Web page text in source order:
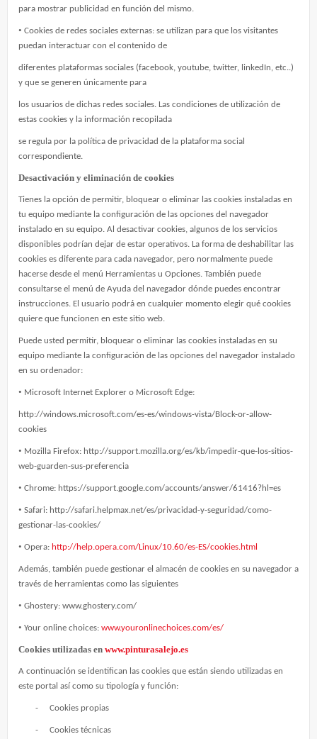
para mostrar publicidad en función del mismo.
• Cookies de redes sociales externas: se utilizan para que los visitantes
puedan interactuar con el contenido de
diferentes plataformas sociales (facebook, youtube, twitter, linkedIn, etc..)
y que se generen únicamente para
los usuarios de dichas redes sociales. Las condiciones de utilización de
estas cookies y la información recopilada
se regula por la política de privacidad de la plataforma social
correspondiente.
Desactivación y eliminación de cookies
Tienes la opción de permitir, bloquear o eliminar las cookies instaladas en
tu equipo mediante la configuración de las opciones del navegador
instalado en su equipo. Al desactivar cookies, algunos de los servicios
disponibles podrían dejar de estar operativos. La forma de deshabilitar las
cookies es diferente para cada navegador, pero normalmente puede
hacerse desde el menú Herramientas u Opciones. También puede
consultarse el menú de Ayuda del navegador dónde puedes encontrar
instrucciones. El usuario podrá en cualquier momento elegir qué cookies
quiere que funcionen en este sitio web.
Puede usted permitir, bloquear o eliminar las cookies instaladas en su
equipo mediante la configuración de las opciones del navegador instalado
en su ordenador:
• Microsoft Internet Explorer o Microsoft Edge:
http://windows.microsoft.com/es-es/windows-vista/Block-or-allow-
cookies
• Mozilla Firefox: http://support.mozilla.org/es/kb/impedir-que-los-sitios-
web-guarden-sus-preferencia
• Chrome: https://support.google.com/accounts/answer/61416?hl=es
• Safari: http://safari.helpmax.net/es/privacidad-y-seguridad/como-
gestionar-las-cookies/
• Opera: http://help.opera.com/Linux/10.60/es-ES/cookies.html
Además, también puede gestionar el almacén de cookies en su navegador a
través de herramientas como las siguientes
• Ghostery: www.ghostery.com/
• Your online choices: www.youronlinechoices.com/es/
Cookies utilizadas en www.pinturasalejo.es
A continuación se identifican las cookies que están siendo utilizadas en
este portal así como su tipología y función:
- Cookies propias
- Cookies técnicas